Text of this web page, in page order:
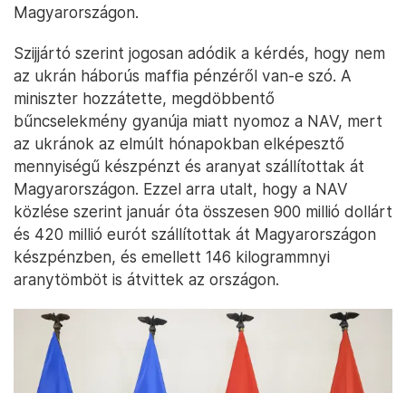
Magyarországon.
Szijjártó szerint jogosan adódik a kérdés, hogy nem
az ukrán háborús maffia pénzéről van-e szó. A
miniszter hozzátette, megdöbbentő
bűncselekmény gyanúja miatt nyomoz a NAV, mert
az ukránok az elmúlt hónapokban elképesztő
mennyiségű készpénzt és aranyat szállítottak át
Magyarországon. Ezzel arra utalt, hogy a NAV
közlése szerint január óta összesen 900 millió dollárt
és 420 millió eurót szállítottak át Magyarországon
készpénzben, és emellett 146 kilogrammnyi
aranytömböt is átvittek az országon.